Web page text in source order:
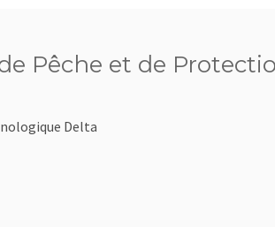
Pêche et de
Delta